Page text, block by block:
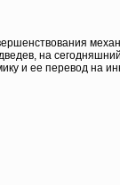
на
и ее перевод на